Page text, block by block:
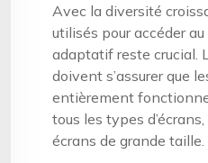
Avec la diversité
utilisés pour accéder
adaptatif reste crucial.
doivent s’assurer que
entièrement
tous les types
écrans de grande taille.